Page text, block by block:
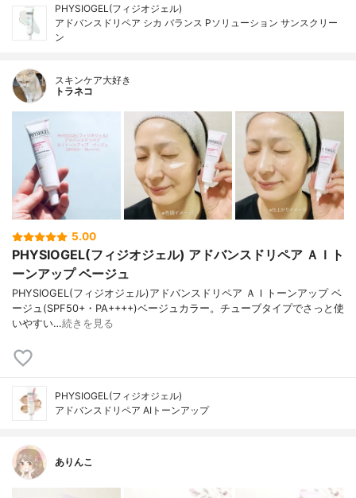
PHYSIOGEL(フィジオジェル)
アドバンスドリペア シカ バランス Pソリューション サンスクリー
ン
スキンケア大好き
トラネコ
5.00
PHYSIOGEL(フィジオジェル) アドバンスドリペア ＡＩト
ーンアップ ベージュ
PHYSIOGEL(フィジオジェル)アドバンスドリペア ＡＩトーンアップ ベ
ージュ(SPF50+・PA++++)ベージュカラー。チューブタイプでさっと使
いやすい…続きを見る
PHYSIOGEL(フィジオジェル)
アドバンスドリペア AIトーンアップ
ありんこ